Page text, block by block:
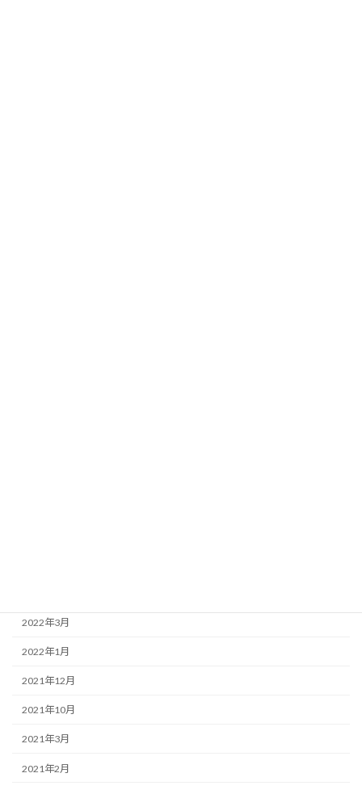
2022年3月
2022年1月
2021年12月
2021年10月
2021年3月
2021年2月